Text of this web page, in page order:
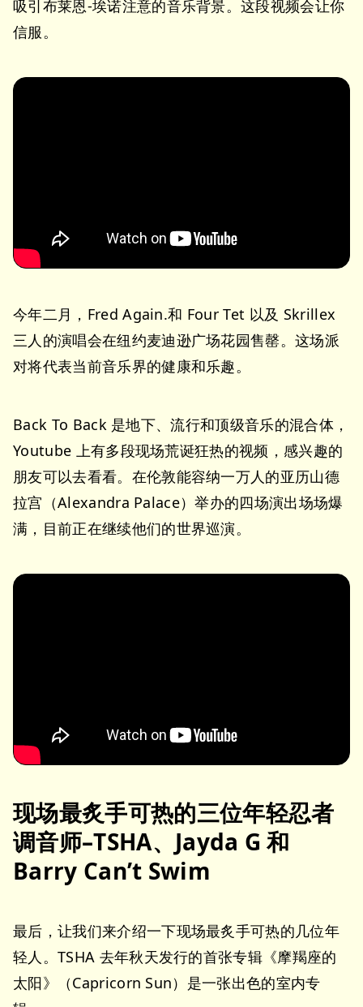
吸引布莱恩-埃诺注意的音乐背景。这段视频会让你
信服。
今年二月，Fred Again.和 Four Tet 以及 Skrillex
三人的演唱会在纽约麦迪逊广场花园售罄。这场派
对将代表当前音乐界的健康和乐趣。
Back To Back 是地下、流行和顶级音乐的混合体，
Youtube 上有多段现场荒诞狂热的视频，感兴趣的
朋友可以去看看。在伦敦能容纳一万人的亚历山德
拉宫（Alexandra Palace）举办的四场演出场场爆
满，目前正在继续他们的世界巡演。
现场最炙手可热的三位年轻忍者
调音师–TSHA、Jayda G 和
Barry Can’t Swim
最后，让我们来介绍一下现场最炙手可热的几位年
轻人。TSHA 去年秋天发行的首张专辑《摩羯座的
太阳》（Capricorn Sun）是一张出色的室内专